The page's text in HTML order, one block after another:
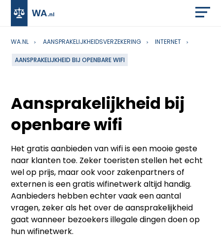
WA.NL AANSPRAKELIJKHEIDSVERZEKERING INTERNET
AANSPRAKELIJKHEID BIJ OPENBARE WIFI
Aansprakelijkheid bij
openbare wifi
Het gratis aanbieden van wifi is een mooie geste
naar klanten toe. Zeker toeristen stellen het echt
wel op prijs, maar ook voor zakenpartners of
externen is een gratis wifinetwerk altijd handig.
Aanbieders hebben echter vaak een aantal
vragen, zeker als het over de aansprakelijkheid
gaat wanneer bezoekers illegale dingen doen op
hun wifinetwerk.